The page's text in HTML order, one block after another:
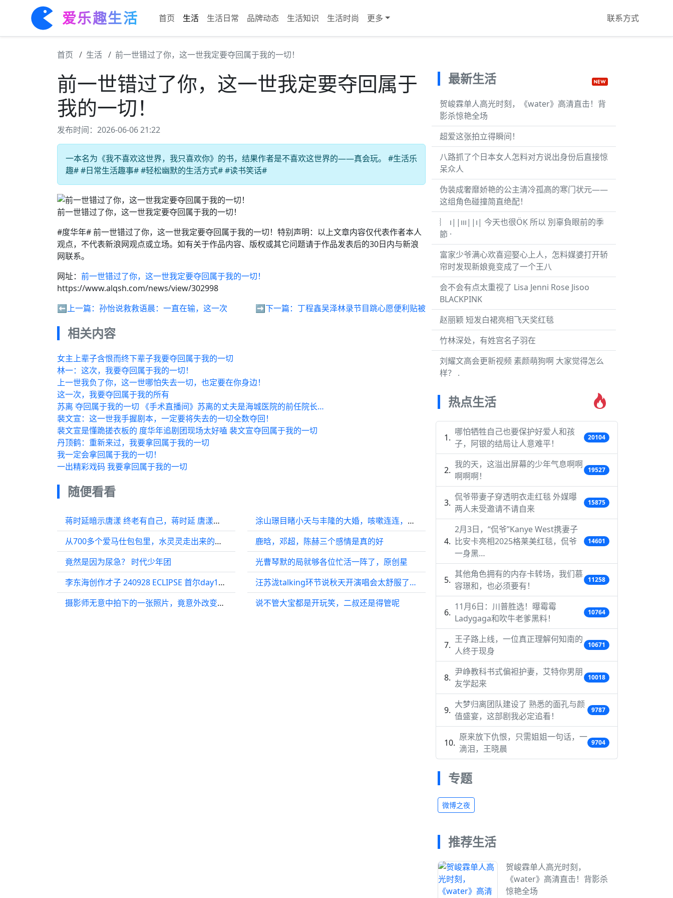
爱乐趣生活 首页 生活 生活日常 品牌动态 生活知识 生活时尚 更多 联系方式
首页 生活 前一世错过了你，这一世我定要夺回属于我的一切！
前一世错过了你，这一世我定要夺回属于
我的一切！
发布时间：2026-06-06 21:22
一本名为《我不喜欢这世界，我只喜欢你》的书，结果作者是不喜欢这世界的——真会玩。 #生活乐
趣# #日常生活趣事# #轻松幽默的生活方式# #读书笑话#
前一世错过了你，这一世我定要夺回属于我的一切！
#度华年# 前一世错过了你，这一世我定要夺回属于我的一切！特别声明：以上文章内容仅代表作者本人
观点，不代表新浪网观点或立场。如有关于作品内容、版权或其它问题请于作品发表后的30日内与新浪
网联系。
网址： 前一世错过了你，这一世我定要夺回属于我的一切！
https://www.alqsh.com/news/view/302998
⬅️上一篇： 孙怡说救救语晨：一直在输，这一次 ➡️下一篇： 丁程鑫吴泽林录节目跳心愿便利贴被
相关内容
女主上辈子含恨而终下辈子我要夺回属于我的一切
林一：这次，我要夺回属于我的一切！
上一世我负了你，这一世哪怕失去一切，也定要在你身边！
这一次，我要夺回属于我的所有
苏离 夺回属于我的一切 《手术直播间》苏离的丈夫是海城医院的前任院长…
裴文宣：这一世我手握剧本，一定要将失去的一切全数夺回！
裴文宣是懂跪搓衣板的 度华年追剧团现场太好嗑 裴文宣夺回属于我的一切
丹顶鹤：重新来过，我要拿回属于我的一切
我一定会拿回属于我的一切！
一出精彩戏码 我要拿回属于我的一切
随便看看
蒋时延暗示唐漾 终老有自己，蒋时延 唐漾所有人都很遗憾
从700多个爱马仕包包里，水灵灵走出来的阔太甘比，画风变化有多大？
竟然是因为尿急？ 时代少年团
李东海创作才子 240928 ECLIPSE 首尔day1李东海 青春男大 Mayxdz
摄影师无意中拍下的一张照片，竟意外改变了女孩一生的命运！
涂山璟目睹小夭与丰隆的大婚，咳嗽连连，是无可奈何还是心有不甘？
鹿晗，邓超，陈赫三个感情是真的好
光曹琴默的局就够各位忙活一阵了，原创星
汪苏泷talking环节说秋天开演唱会太舒服了…
说不管大宝都是开玩笑，二叔还是得管呢
最新生活
贺峻霖单人高光时刻，《water》高清直击！背
影杀惊艳全场
超爱这张拍立得瞬间！
八路抓了个日本女人怎料对方说出身份后直接惊
呆众人
伪装成奢靡娇艳的公主清冷孤高的寒门状元——
这组角色碰撞简直绝配！
︴ ı||ııı||ı| 今天也很ÖḲ 所以 別辜負眼前的季
節 ·
富家少爷满心欢喜迎娶心上人，怎料媒婆打开轿
帘时发现新娘竟变成了一个王八
会不会有点太重视了 Lisa Jenni Rose Jisoo
BLACKPINK
赵丽颖 短发白裙亮相飞天奖红毯
竹林深处，有姓宫名子羽在
刘耀文高会更新视频 素颜萌狗啊 大家觉得怎么
样？ .
热点生活
哪怕牺牲自己也要保护好爱人和孩
子，阿银的结局让人意难平！
20104
我的天，这溢出屏幕的少年气息啊啊
啊啊啊！
19527
侃爷带妻子穿透明衣走红毯 外媒曝
两人未受邀请不请自来
15875
2月3日，“侃爷”Kanye West携妻子
比安卡亮相2025格莱美红毯，侃爷
一身黑…
14601
其他角色拥有的内存卡转场，我们慕
容璟和，也必须要有！
11258
11月6日：川普胜选！曝霉霉
Ladygaga和吹牛老爹黑料！
10764
王子路上线，一位真正理解何知南的
人终于现身
10671
尹峥教科书式偏袒护妻，艾特你男朋
友学起来
10018
大梦归离团队建设了 熟悉的面孔与颜
值盛宴，这部剧我必定追看！
9787
原来放下仇恨，只需姐姐一句话，一
滴泪，王晓晨
9704
专题
微博之夜
推荐生活
贺峻霖单人高光时刻，
《water》高清直击！背影杀
惊艳全场